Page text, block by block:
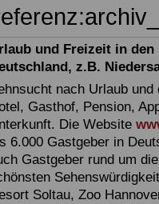
und Freizeit in
z.B.
nach Urlaub
Gasthof, Pension,
Die Website
6.000 Gastgeber in
Gastgeber rund um
Soltau, Zoo